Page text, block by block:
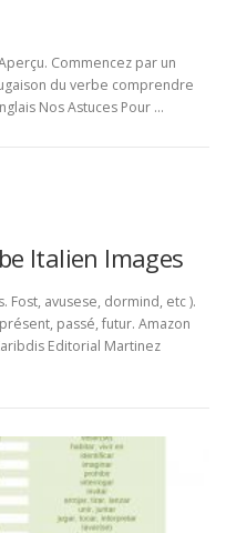
Commencez par un
du verbe comprendre
Nos Astuces Pour …
Italien Images
Fost, avusese, dormind, etc ).
passé, futur. Amazon
Editorial Martinez